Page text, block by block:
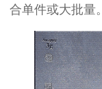
合单件或大批量。